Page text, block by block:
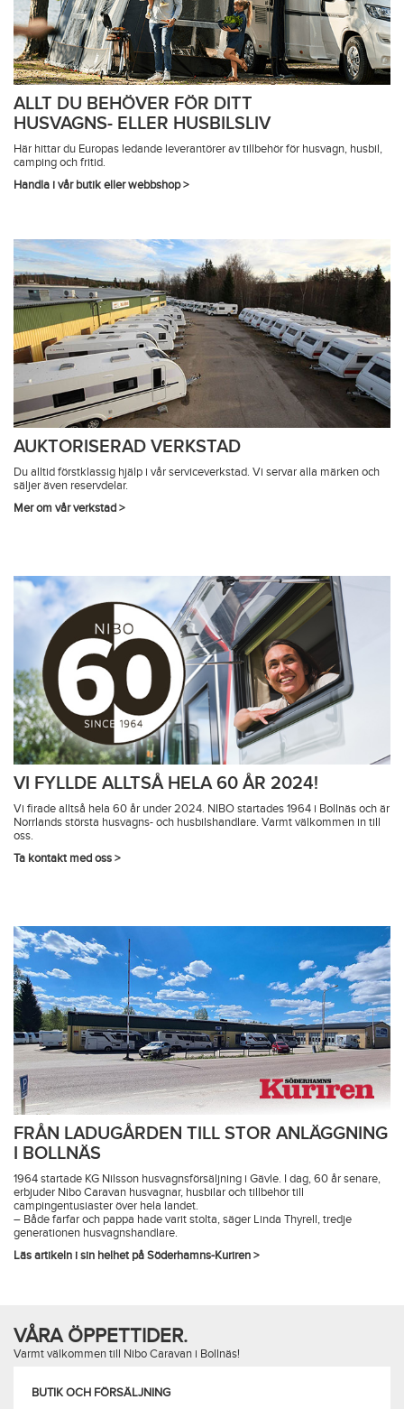
ALLT DU BEHÖVER FÖR DITT
HUSVAGNS- ELLER HUSBILSLIV
Här hittar du Europas ledande leverantörer av tillbehör för husvagn, husbil,
camping och fritid.
Handla i vår butik eller webbshop >
AUKTORISERAD VERKSTAD
Du alltid förstklassig hjälp i vår serviceverkstad. Vi servar alla märken och
säljer även reservdelar.
Mer om vår verkstad >
VI FYLLDE ALLTSÅ HELA 60 ÅR 2024!
Vi firade alltså hela 60 år under 2024. NIBO startades 1964 i Bollnäs och är
Norrlands största husvagns- och husbilshandlare. Varmt välkommen in till
oss.
Ta kontakt med oss >
FRÅN LADUGÅRDEN TILL STOR ANLÄGGNING
I BOLLNÄS
1964 startade KG Nilsson husvagnsförsäljning i Gävle. I dag, 60 år senare,
erbjuder Nibo Caravan husvagnar, husbilar och tillbehör till
campingentusiaster över hela landet.
– Både farfar och pappa hade varit stolta, säger Linda Thyrell, tredje
generationen husvagnshandlare.
Läs artikeln i sin helhet på Söderhamns-Kuriren >
VÅRA ÖPPETTIDER.
Varmt välkommen till Nibo Caravan i Bollnäs!
BUTIK OCH FÖRSÄLJNING